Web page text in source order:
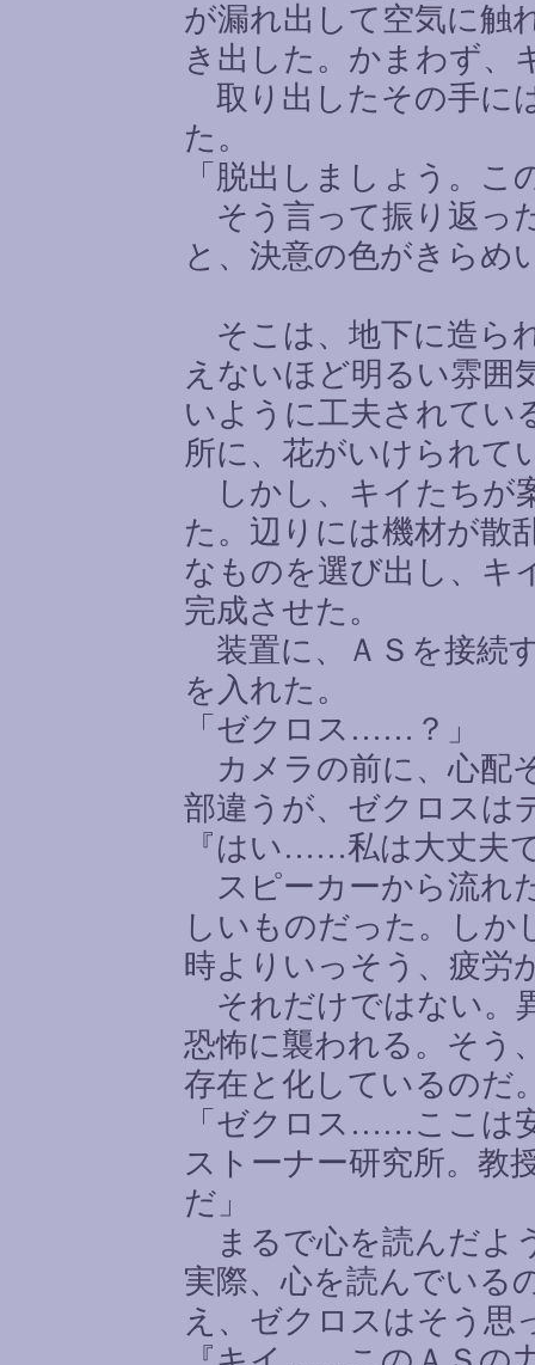
が漏れ出して空気に触
き出した。かまわず、
取り出したその手に
た。
「脱出しましょう。
そう言って振り返っ
と、決意の色がきらめ
そこは、地下に造ら
えないほど明るい雰囲
いように工夫されてい
所に、花がいけられて
しかし、キイたちが
た。辺りには機材が散
なものを選び出し、キ
完成させた。
装置に、ＡＳを接続
を入れた。
「ゼクロス …… ？」
カメラの前に、心配
部違うが、ゼクロスは
『はい……私は大丈夫
スピーカーから流れ
しいものだった。しか
時よりいっそう、疲労
それだけではない。
恐怖に襲われる。そう
存在と化しているのだ
「ゼクロス …… ここは
ストーナー研究所。教
だ」
まるで心を読んだよ
実際、心を読んでいる
え、ゼクロスはそう思